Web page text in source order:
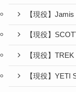
【現役】
【現役】
【現役】
【現役】YETI